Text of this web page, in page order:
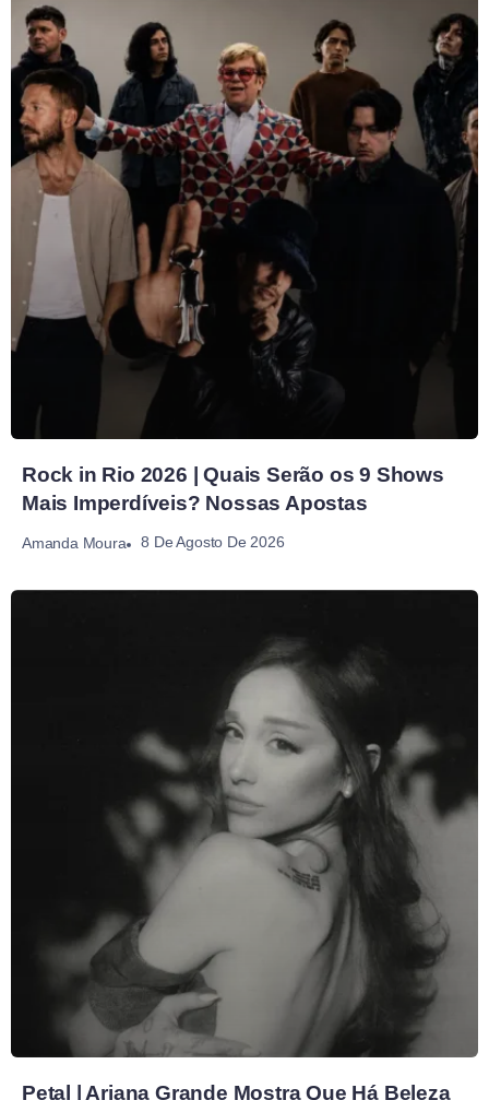
Rock in Rio 2026 | Quais Serão os 9 Shows
Mais Imperdíveis? Nossas Apostas
Amanda Moura 8 De Agosto De 2026
Petal | Ariana Grande Mostra Que Há Beleza